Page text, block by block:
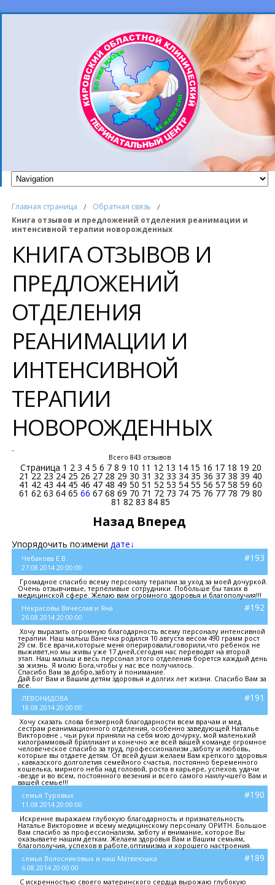
Главная страница / Обратная связь /
Книга отзывов и предложений отделения реанимации и
интенсивной терапии новорожденных
КНИГА ОТЗЫВОВ И
ПРЕДЛОЖЕНИЙ
ОТДЕЛЕНИЯ
РЕАНИМАЦИИ И
ИНТЕНСИВНОЙ
ТЕРАПИИ
НОВОРОЖДЕННЫХ
-
Всего 843 отзывов
Страница 1 2 3 4 5 6 7 8 9 10 11 12 13 14 15 16 17 18 19 20
21 22 23 24 25 26 27 28 29 30 31 32 33 34 35 36 37 38 39 40
41 42 43 44 45 46 47 48 49 50 51 52 53 54 55 56 57 58 59 60
61 62 63 64 65 66 67 68 69 70 71 72 73 74 75 76 77 78 79 80
81 82 83 84 85
Назад Вперед
Упорядочить по:имени дате↓
Чебакова Е.В.
27.08.2014 20:00:00
#193
Громадное спасибо всему персоналу терапии за уход за моей дочуркой.
Очень отзывчивые, терпеливые сотрудники. Побольше бы таких в
медицинской сфере. Желаю вам огромного здоровья и благополучия!!!
Некрасовы Вячеслав и Яна
26.08.2014 20:00:00
#192
Хочу выразить огромную благодарность всему персоналу интенсивной
терапии. Наш малыш Ванечка родился 10 августа весом 490 грамм рост
29 см. Все врачи,которые меня оперировали,говорили,что ребенок не
выживет,но мы живы уже 17 дней,сегодня нас переводят на второй
этап. Наш малыш и весь персонал этого отделения борется каждый день
за жизнь. Я молю Бога,чтобы у нас все получилось.
Спасибо Вам за добро,заботу и понимание.
Дай Бог Вам и Вашим детям здоровья и долгих лет жизни. Спасибо Вам за
все.
ЛЕВОНИДОВА
18.08.2014 20:00:00
#191
Хочу сказать слова безмерной благодарности всем врачам и мед.
сестрам реанимационного отделения, особенно заведующей Наталье
Викторовне , чьи руки приняли на себя мою дочурку, мой маленький
килограммовый бриллиант и конечно же всей вашей команде огромное
человеческое спасибо за труд, профессионализм ,заботу и любовь,
которые вы отдаете детям. От всей души желаем Вам крепкого здоровья
, кавказского долголетия семейного счастья, постоянно беременного
кошелька, мирного неба над головой, роста в карьере, успехов, удачи
-везде и во всем, постоянного везения и всего самого наилучшего Вам и
вашей семье!!!
семья Туровых
11.08.2014 20:00:00
#190
Искренне выражаем глубокую благодарность и признательность
Наталье Викторовне и всему медицинскому персоналу ОРИТН. Большое
Вам спасибо за профессионализм, заботу и внимание, которое Вы
оказываете нашим деткам. Желаем здоровья Вам и Вашим семьям,
благополучия, успехов в работе,оптимизма и хорошего настроения.
семья Волосниковых и наш Матвеюшка
6.08.2014 20:00:00
#189
С искренностью своего материнского сердца вырожаю глубокую